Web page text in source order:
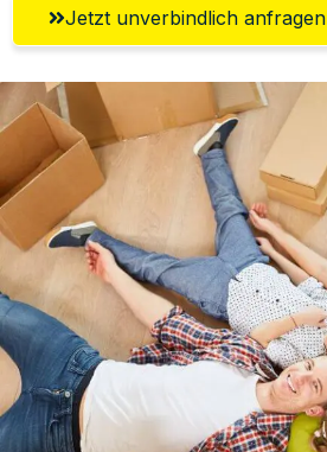
Jetzt unverbindlich anfragen